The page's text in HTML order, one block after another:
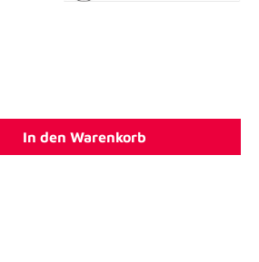
In den Warenkorb